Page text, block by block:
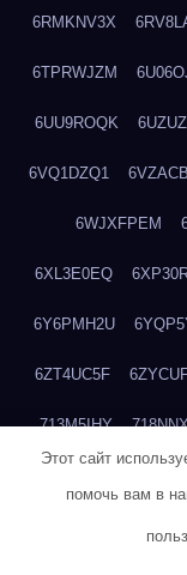
6RMKNV3X
6TPRWJZM
6UU9ROQK
6VQ1DZQ1
6WJXFPEM
6XL3E0EQ
6Y6PMH2U
6ZT4UC5F
713M5IHY
Этот сайт
помочь вам в